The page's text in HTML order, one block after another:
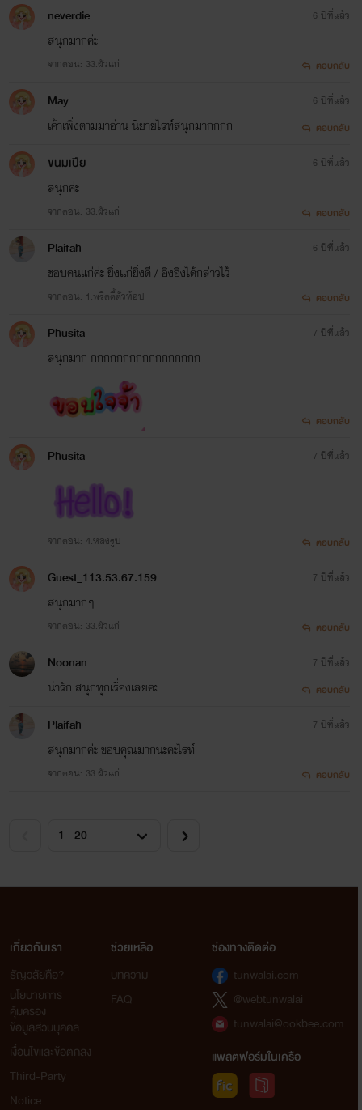
neverdie
สนุกมากค่ะ
จากตอน: 33.ผัวแก่
6 ปีที่แล้ว
ตอบกลับ
May
เค้าเพิ่งตามมาอ่าน​ นิยายไรท์สนุกมากกกก
6 ปีที่แล้ว
ตอบกลับ
ขนมเปีย
สนุกค่ะ
จากตอน: 33.ผัวแก่
6 ปีที่แล้ว
ตอบกลับ
Plaifah
ชอบคนแก่ค่ะ ยิ่งแก่ยิ่งดี / อิงอิงได้กล่าวไว้
จากตอน: 1.พริตตี้ตัวท้อป
6 ปีที่แล้ว
ตอบกลับ
Phusita
สนุกมาก กกกกกกกกกกกกกกกกก
7 ปีที่แล้ว
ตอบกลับ
Phusita
จากตอน: 4.หลงรูป
7 ปีที่แล้ว
ตอบกลับ
Guest_113.53.67.159
สนุกมากๆ
จากตอน: 33.ผัวแก่
7 ปีที่แล้ว
ตอบกลับ
Noonan
น่ารัก สนุกทุกเรื่องเลยคะ
7 ปีที่แล้ว
ตอบกลับ
Plaifah
สนุกมากค่ะ ขอบคุณมากนะคะไรท์
จากตอน: 33.ผัวแก่
7 ปีที่แล้ว
ตอบกลับ
เกี่ยวกับเรา
ธัญวลัยคือ?
นโยบายการ
คุ้มครอง
ข้อมูลส่วนบุคคล
เงื่อนไขและข้อตกลง
Third-Party
Notice
ช่วยเหลือ
บทความ
FAQ
ช่องทางติดต่อ
tunwalai.com
@webtunwalai
tunwalai@ookbee.com
แพลตฟอร์มในเครือ